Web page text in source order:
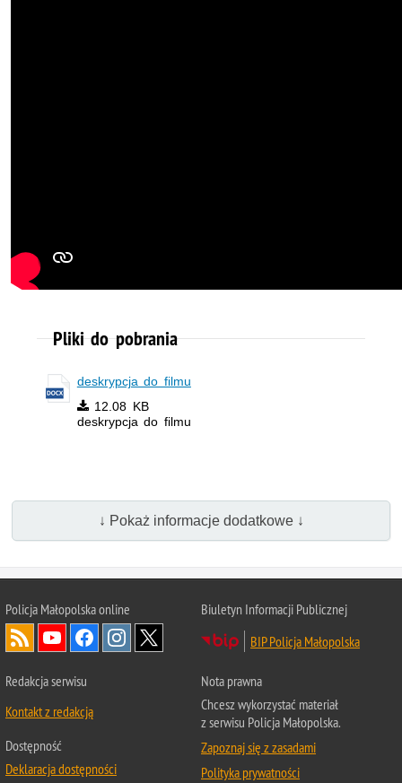
Pliki do pobrania
deskrypcja do filmu
12.08 KB
deskrypcja do filmu
↓ Pokaż informacje dodatkowe ↓
Policja Małopolska online
Biuletyn Informacji Publicznej
BIP Policja Małopolska
Redakcja serwisu
Kontakt z redakcją
Dostępność
Deklaracja dostępności
Nota prawna
Chcesz wykorzystać materiał
z serwisu Policja Małopolska.
Zapoznaj się z zasadami
Polityka prywatności